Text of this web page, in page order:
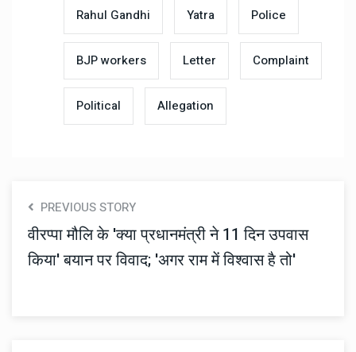
Rahul Gandhi Yatra Police
BJP workers Letter Complaint
Political Allegation
PREVIOUS STORY
वीरप्पा मौलि के 'क्या प्रधानमंत्री ने 11 दिन उपवास
किया' बयान पर विवाद; 'अगर राम में विश्वास है तो'